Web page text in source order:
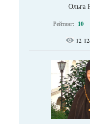
Ольга
Рейтинг: 10
12